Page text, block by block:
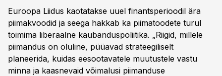
Euroopa Liidus kaotatakse uuel finantsperioodil ära
piimakvoodid ja seega hakkab ka piimatoodete turul
toimima liberaalne kaubanduspoliitika. „Riigid, millele
piimandus on oluline, püüavad strateegiliselt
planeerida, kuidas eesootavatele muutustele vastu
minna ja kaasnevaid võimalusi piimanduse